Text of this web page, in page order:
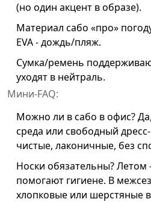
(но один акцент в образе).
Материал сабо «про»
EVA - дождь/пляж.
Сумка/ремень
уходят в нейтраль.
Мини-FAQ:
Можно ли в сабо в офис?
среда или свободный
чистые, лаконичные, без
Носки обязательны? Летом
помогают гигиене. В
хлопковые или шерстяные